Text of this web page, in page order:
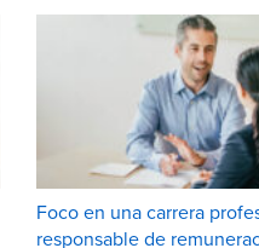
Foco en una carrera
responsable de